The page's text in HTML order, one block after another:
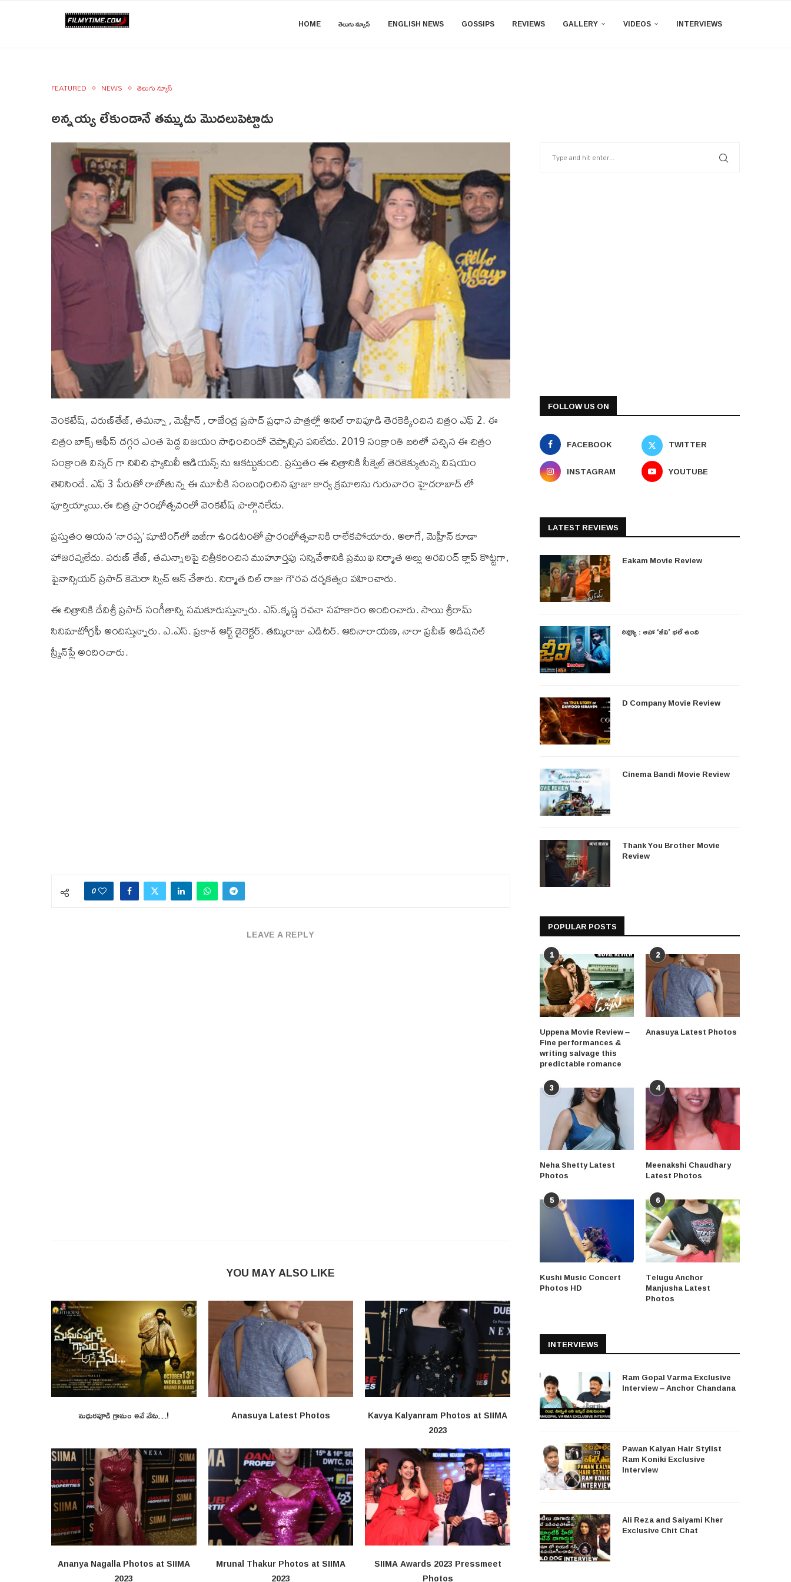
HOME తెలుగు న్యూస్ ENGLISH NEWS GOSSIPS REVIEWS GALLERY VIDEOS INTERVIEWS
FEATURED NEWS తెలుగు న్యూస్
అన్నయ్య లేకుండానే తమ్ముడు మొదలుపెట్టాడు
వెంకటేష్‌, వరుణ్‌తేజ్‌, తమన్నా , మెహ్రీన్ , రాజేంద్ర ప్రసాద్ ప్రధాన పాత్రల్లో అనిల్ రావిపూడి తెరకెక్కించిన చిత్రం ఎఫ్‌ 2. ఈ
చిత్రం బాక్స్ ఆఫీస్ దగ్గర ఎంత పెద్ద విజయం సాధించిందో చెప్పాల్సిన పనిలేదు. 2019 సంక్రాంతి బరిలో వచ్చిన ఈ చిత్రం
సంక్రాంతి విన్నర్ గా నిలిచి ఫ్యామిలీ ఆడియన్స్ ను ఆకట్టుకుంది. ప్రస్తుతం ఈ చిత్రానికి సీక్వెల్‌ తెరకెక్కుతున్న విషయం
తెలిసిందే. ఎఫ్‌ 3 పేరుతో రాబోతున్న ఈ మూవీకి సంబంధించిన పూజా కార్య క్రమాలను గురువారం హైదరాబాద్ లో
పూర్తియ్యాయి.ఈ చిత్ర ప్రారంభోత్సవంలో వెంకటేష్ పాల్గొనలేదు.
ప్రస్తుతం ఆయన ‘నారప్ప’ షూటింగ్‌లో బిజీగా ఉండటంతో ప్రారంభోత్సవానికి రాలేకపోయారు. అలాగే, మెహ్రీన్ కూడా
హాజరవ్వలేదు. వరుణ్ తేజ్, తమన్నాలపై చిత్రీకరించిన ముహూర్తపు స‌న్నివేశానికి ప్రముఖ నిర్మాత అల్లు అర‌వింద్ క్లాప్ కొట్టగా,
ఫైనాన్సియ‌ర్ ప్రసాద్ కెమెరా స్విచ్ ఆన్ చేశారు. నిర్మాత దిల్‌ రాజు గౌర‌వ ద‌ర్శక‌త్వం వ‌హించారు.
ఈ చిత్రానికి దేవిశ్రీ ప్రసాద్ సంగీతాన్ని సమకూరుస్తున్నారు. ఎస్.కృష్ణ రచనా సహకారం అందించారు. సాయి శ్రీరామ్
సినిమాటోగ్రఫీ అందిస్తున్నారు. ఎ.ఎస్. ప్రకాశ్ ఆర్ట్ డైరెక్టర్. తమ్మిరాజు ఎడిటర్. ఆదినారాయణ, నారా ప్రవీణ్ అడిషనల్
స్క్రీన్‌ప్లే అందించారు.
0
LEAVE A REPLY
YOU MAY ALSO LIKE
మధురపూడి గ్రామం అనే నేను…! Anasuya Latest Photos
Kavya Kalyanram Photos at SIIMA
2023
Ananya Nagalla Photos at SIIMA
2023
Mrunal Thakur Photos at SIIMA
2023
SIIMA Awards 2023 Pressmeet
Photos
FOLLOW US ON
FACEBOOK
TWITTER
INSTAGRAM
YOUTUBE
LATEST REVIEWS
Eakam Movie Review
రివ్యూ : ఆహా ‘జీవి’ భలే ఉంది
D Company Movie Review
Cinema Bandi Movie Review
Thank You Brother Movie
Review
POPULAR POSTS
1
Uppena Movie Review –
Fine performances &
writing salvage this
predictable romance
2
Anasuya Latest Photos
3
Neha Shetty Latest
Photos
4
Meenakshi Chaudhary
Latest Photos
5
Kushi Music Concert
Photos HD
6
Telugu Anchor
Manjusha Latest
Photos
INTERVIEWS
Ram Gopal Varma Exclusive
Interview – Anchor Chandana
Pawan Kalyan Hair Stylist
Ram Koniki Exclusive
Interview
Ali Reza and Saiyami Kher
Exclusive Chit Chat